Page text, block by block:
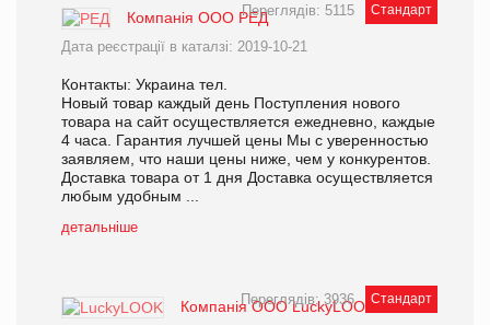
Переглядів: 5115 Стандарт
Компанія ООО РЕД
Дата реєстрації в каталзі: 2019-10-21
Контакты: Украина тел.
Новый товар каждый день Поступления нового
товара на сайт осуществляется ежедневно, каждые
4 часа. Гарантия лучшей цены Мы с уверенностью
заявляем, что наши цены ниже, чем у конкурентов.
Доставка товара от 1 дня Доставка осуществляется
любым удобным ...
детальніше
Переглядів: 3936 Стандарт
Компанія ООО LuckyLOOK